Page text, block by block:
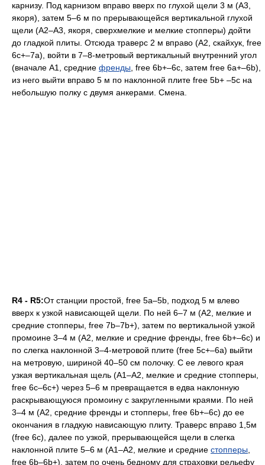
карнизу. Под карнизом вправо вверх по глухой щели 3 м (А3,
якоря), затем 5–6 м по прерывающейся вертикальной глухой
щели (А2–А3, якоря, сверхмелкие и мелкие стопперы) дойти
до гладкой плиты. Отсюда траверс 2 м вправо (А2, скайхук, free
6с+–7а), войти в 7–8-метровый вертикальный внутренний угол
(вначале А1, средние френды , free 6b+–6с, затем free 6а+–6b),
из него выйти вправо 5 м по наклонной плите free 5b+ –5с на
небольшую полку с двумя анкерами. Смена.
R4 - R5:От станции простой, free 5а–5b, подход 5 м влево
вверх к узкой нависающей щели. По ней 6–7 м (А2, мелкие и
средние стопперы, free 7b–7b+), затем по вертикальной узкой
промоине 3–4 м (А2, мелкие и средние френды, free 6b+–6с) и
по слегка наклонной 3–4-метровой плите (free 5с+–6а) выйти
на метровую, шириной 40–50 см полочку. С ее левого края
узкая вертикальная щель (А1–А2, мелкие и средние стопперы,
free 6c–6c+) через 5–6 м превращается в едва наклонную
раскрывающуюся промоину с закругленными краями. По ней
3–4 м (А2, средние френды и стопперы, free 6b+–6с) до ее
окончания в гладкую нависающую плиту. Траверс вправо 1,5м
(free 6с), далее по узкой, прерывающейся щели в слегка
наклонной плите 5–6 м (А1–А2, мелкие и средние стопперы
free 6b–6b+), затем по очень бедному для страховки рельефу